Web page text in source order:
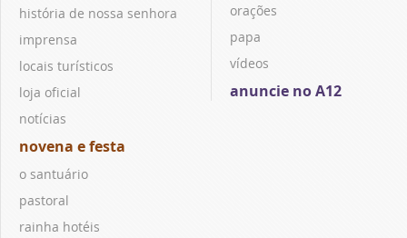
história de nossa senhora
imprensa
locais turísticos
loja oficial
notícias
novena e festa
o santuário
pastoral
rainha hotéis
orações
papa
vídeos
anuncie no A12